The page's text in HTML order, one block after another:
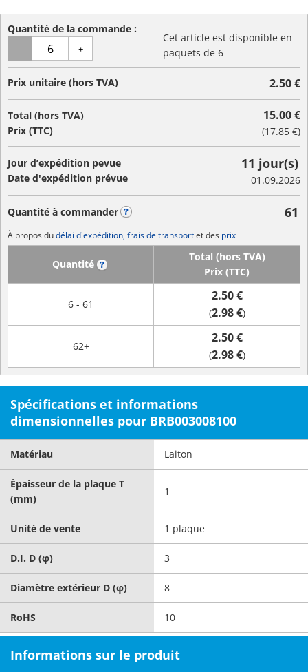
Quantité de la commande :
- +
Cet article est disponible en
paquets de 6
Prix unitaire (hors TVA) 2.50 €
Total (hors TVA)
Prix (TTC)
15.00 €
(17.85 €)
Jour d’expédition pevue
Date d'expédition prévue
11 jour(s)
01.09.2026
Quantité à commander 61
À propos dudélai d'expédition, frais de transportet des prix
Quantité
Total (hors TVA)
Prix (TTC)
6 - 61
2.50 €
(2.98 €)
62+
2.50 €
(2.98 €)
Spécifications et informations
dimensionnelles pour BRB003008100
Matériau Laiton
Épaisseur de la plaque T
(mm)
1
Unité de vente 1 plaque
D.I. D (φ) 3
Diamètre extérieur D (φ) 8
RoHS 10
Informations sur le produit